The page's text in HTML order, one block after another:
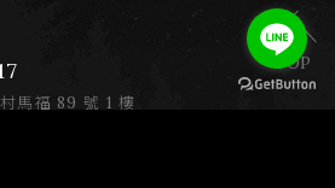
TOP
馬福 89 號 1 樓